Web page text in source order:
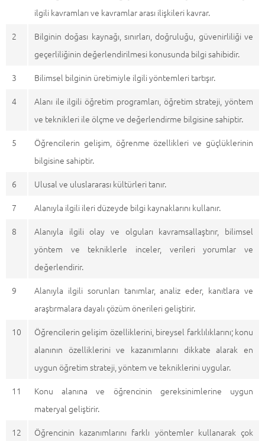
ilgili kavramları ve kavramlar arası ilişkileri kavrar.
2
Bilginin doğası kaynağı, sınırları, doğruluğu, güvenirliliği ve
geçerliliğinin değerlendirilmesi konusunda bilgi sahibidir.
3
Bilimsel bilginin üretimiyle ilgili yöntemleri tartışır.
4
Alanı ile ilgili öğretim programları, öğretim strateji, yöntem
ve teknikleri ile ölçme ve değerlendirme bilgisine sahiptir.
5
Öğrencilerin gelişim, öğrenme özellikleri ve güçlüklerinin
bilgisine sahiptir.
6
Ulusal ve uluslararası kültürleri tanır.
7
Alanıyla ilgili ileri düzeyde bilgi kaynaklarını kullanır.
8
Alanıyla ilgili olay ve olguları kavramsallaştırır, bilimsel
yöntem ve tekniklerle inceler, verileri yorumlar ve
değerlendirir.
9
Alanıyla ilgili sorunları tanımlar, analiz eder, kanıtlara ve
araştırmalara dayalı çözüm önerileri geliştirir.
10
Öğrencilerin gelişim özelliklerini, bireysel farklılıklarını; konu
alanının özelliklerini ve kazanımlarını dikkate alarak en
uygun öğretim strateji, yöntem ve tekniklerini uygular.
11
Konu alanına ve öğrencinin gereksinimlerine uygun
materyal geliştirir.
12
Öğrencinin kazanımlarını farklı yöntemler kullanarak çok